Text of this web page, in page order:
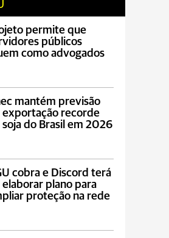
permite que
públicos
como advogados
mantém previsão
exportação recorde
do Brasil em 2026
cobra e Discord terá
elaborar plano para
proteção na rede